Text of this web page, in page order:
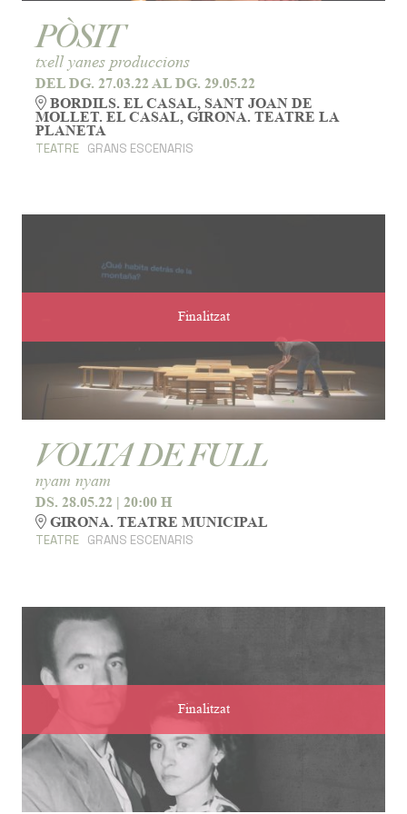
PÒSIT
txell yanes produccions
DEL DG. 27.03.22 AL DG. 29.05.22
BORDILS. EL CASAL, SANT JOAN DE
MOLLET. EL CASAL, GIRONA. TEATRE LA
PLANETA
TEATRE GRANS ESCENARIS
Finalitzat
VOLTA DE FULL
nyam nyam
DS. 28.05.22 | 20:00 H
GIRONA. TEATRE MUNICIPAL
TEATRE GRANS ESCENARIS
Finalitzat